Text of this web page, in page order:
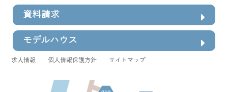
資料請求
モデルハウス
求人情報 個人情報保護方針 サイトマップ